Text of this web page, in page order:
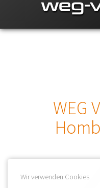
WEG
Wir verwenden Cookies